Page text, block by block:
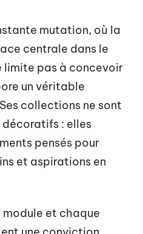
mutation, où la
centrale dans le
limite pas à concevoir
un véritable
collections ne sont
: elles
pensés pour
et aspirations en
et chaque